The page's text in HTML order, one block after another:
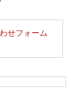
せフォーム